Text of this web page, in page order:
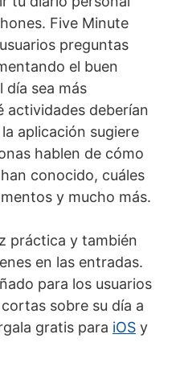
Five Minute
preguntas
el buen
día sea más
actividades deberían
aplicación sugiere
hablen de cómo
conocido, cuáles
y mucho más.
práctica y también
en las entradas.
para los usuarios
sobre su día a
gratis para iOS y